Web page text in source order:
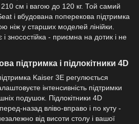
210 см і вагою до 120 кг. Той самий
і вбудована поперекова підтримка
ніж у старших моделей лінійки.
зносостійка - приємна на дотик і не
підтримка і підлокітники 4D
Kaiser 3E регулюється
інтенсивність підтримки
подушок. Підлокітники 4D
назад вліво-вправо і по куту -
від висоти столу і вашої